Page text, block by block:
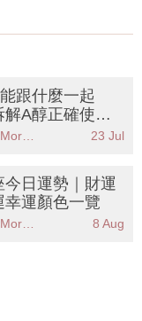
跟什麼一起
解A醇正確使用
作用 用錯易反
23 Jul
今日運勢｜財運
幸運顏色一覽
SundayMore編輯部 8 Aug